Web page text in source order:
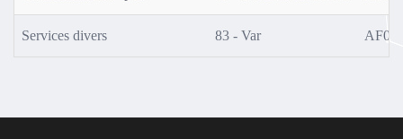
Services divers 83 - Var